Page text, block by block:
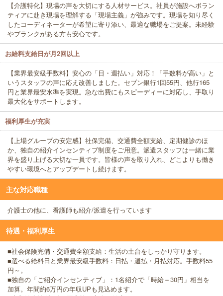
【介護特化】現場の声を大切にする人材サービス。社員が施設へボラン
ティアに赴き現場を理解する「現場主義」が強みです。現場を知り尽く
したコーディネーターが希望に寄り添い、最適な職場をご提案。未経験
やブランクがある方も安心です。
お給料支給日が月2回以上
【業界最安級手数料】安心の「日・週払い」対応！「手数料が高い」と
いうスタッフの声に応え改善しました。セブン銀行1回55円、他行165
円と業界最安水準を実現。急な出費にもスピーディーに対応し、手取り
最大化をサポートします。
福利厚生が充実
【上場グループの安定感】社保完備、交通費全額支給、定期健診のほ
か、独自の紹介インセンティブ制度をご用意。派遣スタッフは一緒に業
界を盛り上げる大切な一員です。皆様の声を取り入れ、どこよりも働き
やすい環境へとアップデートし続けます。
主な対応職種
介護士の他に、看護師も紹介/派遣を行っています
待遇・福利厚生
■社会保険完備・交通費全額支給：生活の土台をしっかり守ります。
■選べる給料日と業界最安級手数料：日払・週払・月払対応。手数料55
円～。
■独自の「ご紹介インセンティブ」：1名紹介で「時給＋30円」相当を
加算。年間約6万円の年収UPも見込めます。